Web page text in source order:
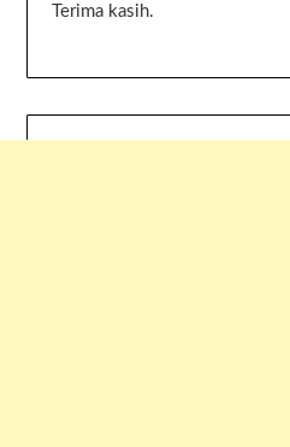
Terima kasih.